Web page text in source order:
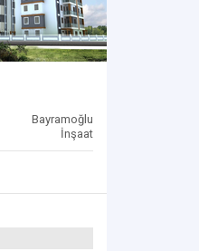
Bayramoğlu
İnşaat